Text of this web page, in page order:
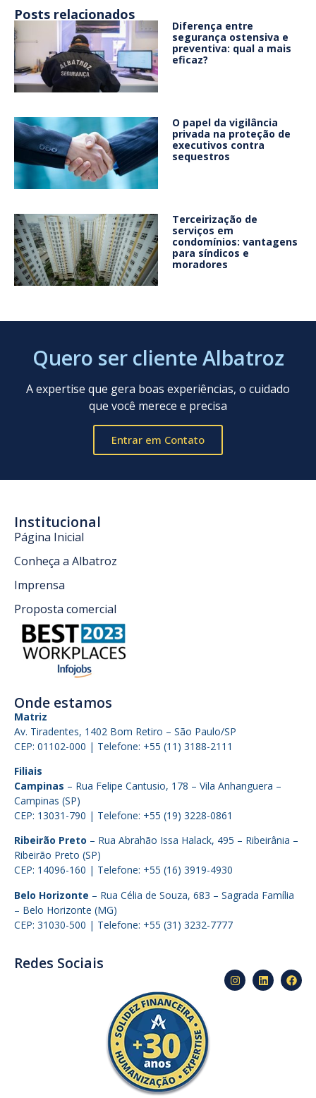
Posts relacionados
Diferença entre
segurança ostensiva e
preventiva: qual a mais
eficaz?
O papel da vigilância
privada na proteção de
executivos contra
sequestros
Terceirização de
serviços em
condomínios: vantagens
para síndicos e
moradores
Quero ser cliente Albatroz
A expertise que gera boas experiências, o cuidado
que você merece e precisa
Entrar em Contato
Institucional
Página Inicial
Conheça a Albatroz
Imprensa
Proposta comercial
Onde estamos
Matriz
Av. Tiradentes, 1402 Bom Retiro – São Paulo/SP
CEP: 01102-000 | Telefone: +55 (11) 3188-2111
Filiais
Campinas – Rua Felipe Cantusio, 178 – Vila Anhanguera –
Campinas (SP)
CEP: 13031-790 | Telefone: +55 (19) 3228-0861
Ribeirão Preto – Rua Abrahão Issa Halack, 495 – Ribeirânia –
Ribeirão Preto (SP)
CEP: 14096-160 | Telefone: +55 (16) 3919-4930
Belo Horizonte – Rua Célia de Souza, 683 – Sagrada Família
– Belo Horizonte (MG)
CEP: 31030-500 | Telefone: +55 (31) 3232-7777
Redes Sociais